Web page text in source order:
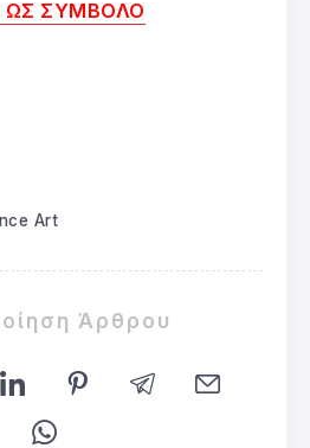
ΩΣ ΣΥΜΒΟΛΟ
Art
Άρθρου